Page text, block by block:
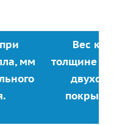
мм
Вес кг/
толщине